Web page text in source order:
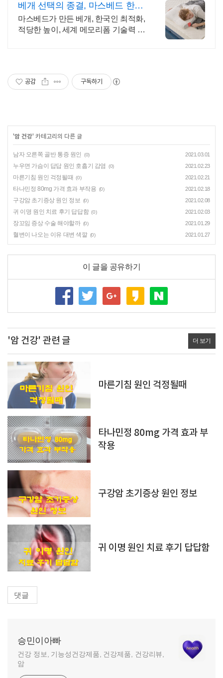
베개 선택의 종결, 마스베드 한국
인 체형에 꼭 맞는 베개
마스베드가 만든 베개, 한국인 최적화,
적당한 높이, 세계 메모리폼 기술력 금
공감 구독하기
'암 건강' 카테고리의 다른 글
남자 오른쪽 골반 통증 원인 (0) 2021.03.01
누우면 가슴이 답답 원인 호흡기 감염 (0) 2021.02.23
마른기침 원인 걱정될때 (0) 2021.02.21
타나민정 80mg 가격 효과 부작용 (0) 2021.02.18
구강암 초기증상 원인 정보 (0) 2021.02.08
귀 이명 원인 치료 후기 답답함 (0) 2021.02.03
장꼬임 증상 수술 해야할까 (0) 2021.01.29
혈변이 나오는 이유 대변 색깔 (0) 2021.01.27
이 글을 공유하기
'암 건강' 관련 글 더 보기
마른기침 원인 걱정될때
타나민정 80mg 가격 효과 부
작용
구강암 초기증상 원인 정보
귀 이명 원인 치료 후기 답답함
댓글
승민이아빠
건강 정보, 기능성건강제품, 건강제품, 건강리뷰,
암